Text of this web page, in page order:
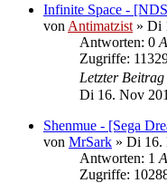
Infinite Space -
von Antimatzist » Di
Antworten: 0
Zugriffe:
Letzter Beitrag
Di 16. Nov
Shenmue - [Sega
von MrSark » Di 16.
Antworten: 1
Zugriffe: